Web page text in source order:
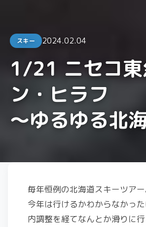
スキー 2024.02.04
1/21 ニセコ東
ン・ヒラフ
〜ゆるゆる北
毎年恒例の北海道スキーツアー
今年は行けるかわからなかっ
内調整を経てなんとか滑りに